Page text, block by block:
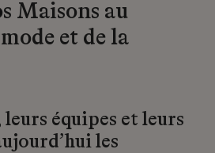
Maisons au
et de la
leurs équipes et leurs
les